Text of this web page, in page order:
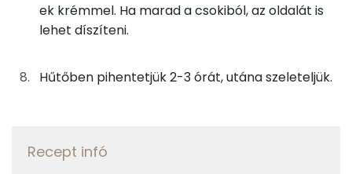
1gtej
1 kcal
Összesen
21.4 g
Egyszeresen telítetlen zsírsav:
5 g
Koleszterin
ek krémmel. Ha marad a csokiból, az oldalát is
lehet díszíteni.
Hűtőben pihentetjük 2-3 órát, utána szeleteljük.
Recept infó